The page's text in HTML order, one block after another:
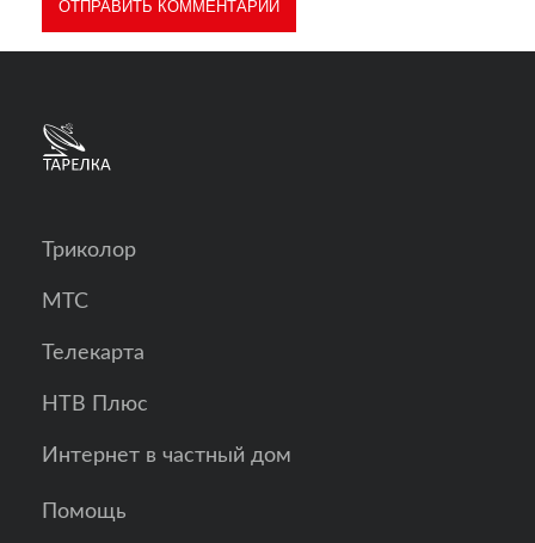
Триколор
МТС
Телекарта
НТВ Плюс
Интернет в частный дом
Помощь